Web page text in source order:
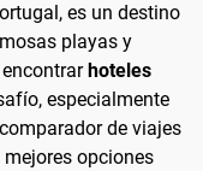
es un destino
playas y
hoteles
especialmente
de viajes
opciones